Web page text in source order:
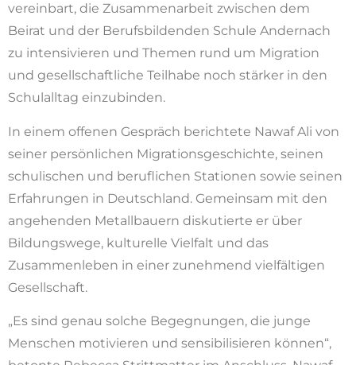
vereinbart, die Zusammenarbeit zwischen dem
Beirat und der Berufsbildenden Schule Andernach
zu intensivieren und Themen rund um Migration
und gesellschaftliche Teilhabe noch stärker in den
Schulalltag einzubinden.
In einem offenen Gespräch berichtete Nawaf Ali von
seiner persönlichen Migrationsgeschichte, seinen
schulischen und beruflichen Stationen sowie seinen
Erfahrungen in Deutschland. Gemeinsam mit den
angehenden Metallbauern diskutierte er über
Bildungswege, kulturelle Vielfalt und das
Zusammenleben in einer zunehmend vielfältigen
Gesellschaft.
„Es sind genau solche Begegnungen, die junge
Menschen motivieren und sensibilisieren können“,